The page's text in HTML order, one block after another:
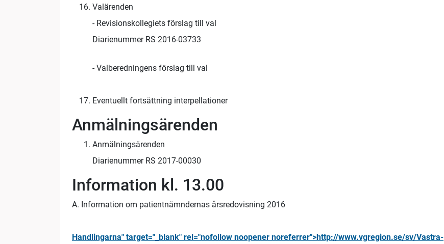
Valärenden
- Revisionskollegiets förslag till val
Diarienummer RS 2016-03733
- Valberedningens förslag till val
Eventuellt fortsättning interpellationer
Anmälningsärenden
Anmälningsärenden
Diarienummer RS 2017-00030
Information kl. 13.00
A. Information om patientnämndernas årsredovisning 2016
Handlingarna" target="_blank" rel="nofollow noopener noreferrer">http://www.vgregion.se/sv/Vastra-